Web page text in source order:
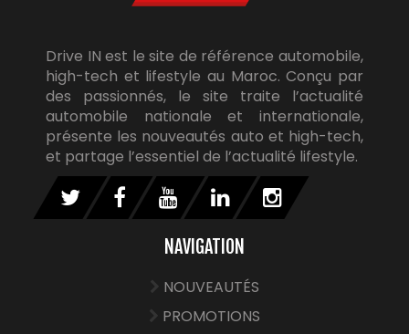
Drive IN est le site de référence automobile,
high-tech et lifestyle au Maroc. Conçu par
des passionnés, le site traite l’actualité
automobile nationale et internationale,
présente les nouveautés auto et high-tech,
et partage l’essentiel de l’actualité lifestyle.
NAVIGATION
NOUVEAUTÉS
PROMOTIONS